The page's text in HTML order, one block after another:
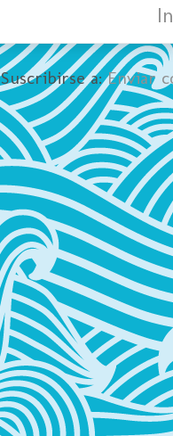
Suscribirse a:Enviar